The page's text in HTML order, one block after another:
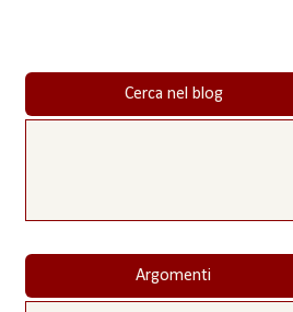
Cerca nel blog
Argomenti